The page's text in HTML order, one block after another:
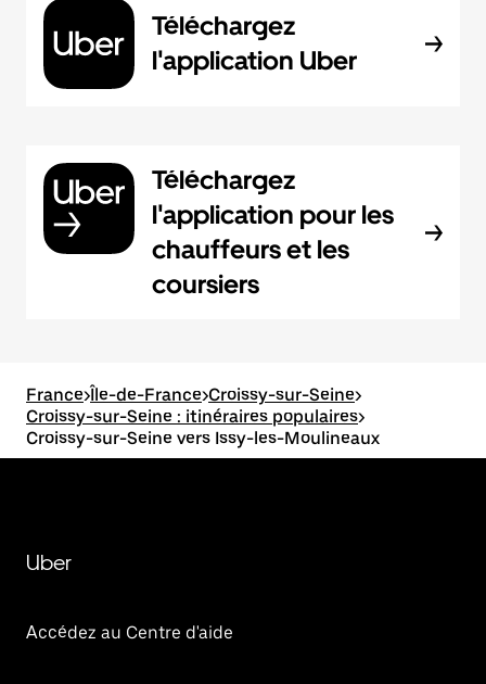
Téléchargez
l'application Uber
Téléchargez
l'application pour les
chauffeurs et les
coursiers
France>Île-de-France>Croissy-sur-Seine>
Croissy-sur-Seine : itinéraires populaires>
Croissy-sur-Seine vers Issy-les-Moulineaux
Uber
Accédez au Centre d'aide